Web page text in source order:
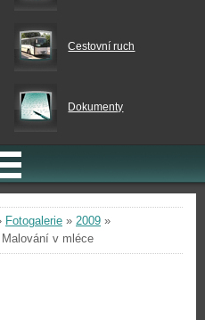
Cestovní ruch
Dokumenty
Fotogalerie » 2009 »
Malování v mléce